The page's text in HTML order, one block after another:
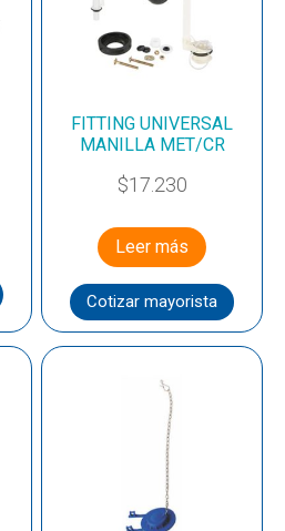
FITTING UNIVERSAL
MANILLA MET/CR
$17.230
Leer más
Cotizar mayorista